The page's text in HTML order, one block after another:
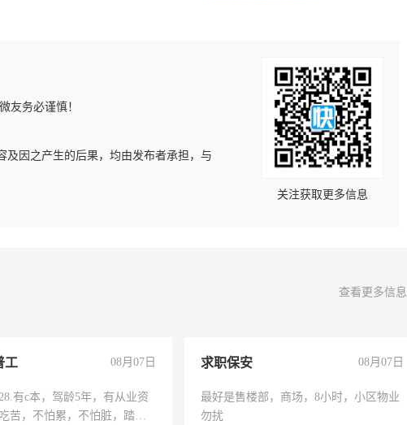
友务必谨慎！
及因之产生的后果，均由发布者承担，与
关注获取更多信息
查看更多信息
工 08月07日
有c本，驾龄5年，有从业资
苦，不怕累，不怕脏，踏
求职保安 08月07日
最好是售楼部，商场，8小时，小区物业
勿扰